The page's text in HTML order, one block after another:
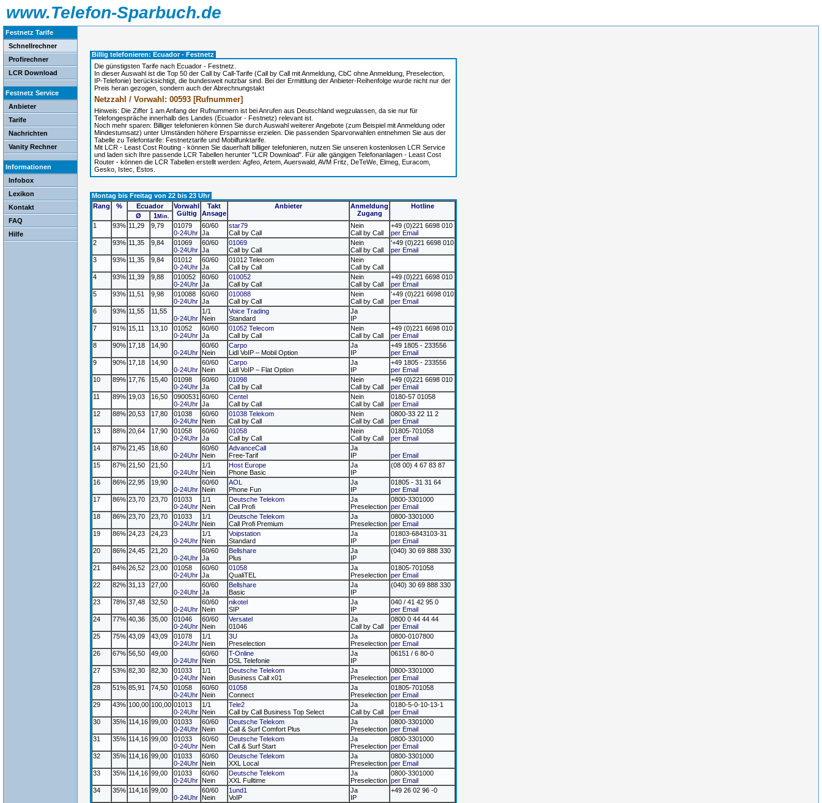
www.Telefon-Sparbuch.de
Festnetz Tarife
Schnellrechner
Profirechner
LCR Download
Festnetz Service
Anbieter
Tarife
Nachrichten
Vanity Rechner
Informationen
Infobox
Lexikon
Kontakt
FAQ
Hilfe
Billig telefonieren: Ecuador - Festnetz
Die günstigsten Tarife nach Ecuador - Festnetz.
In dieser Auswahl ist die Top 50 der Call by Call-Tarife (Call by Call mit Anmeldung, CbC ohne Anmeldung, Preselection,
IP-Telefonie) berücksichtigt, die bundesweit nutzbar sind. Bei der Ermittlung der Anbieter-Reihenfolge wurde nicht nur der
Preis heran gezogen, sondern auch der Abrechnungstakt
Netzzahl / Vorwahl: 00593 [Rufnummer]
Hinweis: Die Ziffer 1 am Anfang der Rufnummern ist bei Anrufen aus Deutschland wegzulassen, da sie nur für
Telefongespräche innerhalb des Landes (Ecuador - Festnetz) relevant ist.
Noch mehr sparen: Billiger telefonieren können Sie durch Auswahl weiterer Angebote (zum Beispiel mit Anmeldung oder
Mindestumsatz) unter Umständen höhere Ersparnisse erzielen. Die passenden Sparvorwahlen entnehmen Sie aus der
Tabelle zu Telefontarife: Festnetztarife und Mobilfunktarife.
Mit LCR - Least Cost Routing - können Sie dauerhaft billiger telefonieren, nutzen Sie unseren kostenlosen LCR Service
und laden sich Ihre passende LCR Tabellen herunter "LCR Download". Für alle gängigen Telefonanlagen - Least Cost
Router - können die LCR Tabellen erstellt werden: Agfeo, Artem, Auerswald, AVM Fritz, DeTeWe, Elmeg, Euracom,
Gesko, Istec, Estos.
Montag bis Freitag von 22 bis 23 Uhr
Rang
% Ecuador
Vorwahl
Gültig
Takt
Ansage
Anbieter
Anmeldung
Zugang
Hotline
Ø
1Min.
1 93% 11,29 9,79
01079
0-24Uhr
60/60
Ja
star79
Call by Call
Nein
Call by Call
+49 (0)221 6698 010
per Email
2
93% 11,35 9,84
01069
0-24Uhr
60/60
Ja
01069
Call by Call
Nein
Call by Call
'+49 (0)221 6698 010
per Email
3
93% 11,35 9,84
01012
0-24Uhr
60/60
Ja
01012 Telecom
Call by Call
Nein
Call by Call
4
93% 11,39 9,88
010052
0-24Uhr
60/60
Ja
010052
Call by Call
Nein
Call by Call
+49 (0)221 6698 010
per Email
5
93% 11,51 9,98
010088
0-24Uhr
60/60
Ja
010088
Call by Call
Nein
Call by Call
'+49 (0)221 6698 010
per Email
6
93% 11,55
11,55
0-24Uhr
1/1
Nein
Voice Trading
Standard
Ja
IP
7
91% 15,11 13,10
01052
0-24Uhr
60/60
Ja
01052 Telecom
Call by Call
Nein
Call by Call
+49 (0)221 6698 010
per Email
8
90% 17,18
14,90
0-24Uhr
60/60
Nein
Carpo
Lidl VoIP – Mobil Option
Ja
IP
+49 1805 - 233556
per Email
9
90% 17,18
14,90
0-24Uhr
60/60
Nein
Carpo
Lidl VoIP – Flat Option
Ja
IP
+49 1805 - 233556
per Email
10
89% 17,76 15,40
01098
0-24Uhr
60/60
Ja
01098
Call by Call
Nein
Call by Call
+49 (0)221 6698 010
per Email
11
89% 19,03 16,50
0900531
0-24Uhr
60/60
Ja
Centel
Call by Call
Nein
Call by Call
0180-57 01058
per Email
12
88% 20,53 17,80
01038
0-24Uhr
60/60
Nein
01038 Telekom
Call by Call
Nein
Call by Call
0800-33 22 11 2
per Email
13
88% 20,64 17,90
01058
0-24Uhr
60/60
Ja
01058
Call by Call
Nein
Call by Call
01805-701058
per Email
14
87% 21,45
18,60
0-24Uhr
60/60
Nein
AdvanceCall
Free-Tarif
Ja
IP
per Email
15
87% 21,50
21,50
0-24Uhr
1/1
Nein
Host Europe
Phone Basic
Ja
IP
(08 00) 4 67 83 87
16 86% 22,95
19,90
0-24Uhr
60/60
Nein
AOL
Phone Fun
Ja
IP
01805 - 31 31 64
per Email
17
86% 23,70 23,70
01033
0-24Uhr
1/1
Nein
Deutsche Telekom
Call Profi
Ja
Preselection
0800-3301000
per Email
18
86% 23,70 23,70
01033
0-24Uhr
1/1
Nein
Deutsche Telekom
Call Profi Premium
Ja
Preselection
0800-3301000
per Email
19
86% 24,23
24,23
0-24Uhr
1/1
Nein
Voipstation
Standard
Ja
IP
01803-6843103-31
per Email
20
86% 24,45
21,20
0-24Uhr
60/60
Ja
Bellshare
Plus
Ja
IP
(040) 30 69 888 330
21 84% 26,52 23,00
01058
0-24Uhr
60/60
Ja
01058
QualiTEL
Ja
Preselection
01805-701058
per Email
22
82% 31,13
27,00
0-24Uhr
60/60
Ja
Bellshare
Basic
Ja
IP
(040) 30 69 888 330
23 78% 37,48
32,50
0-24Uhr
60/60
Nein
nikotel
SIP
Ja
IP
040 / 41 42 95 0
per Email
24
77% 40,36 35,00
01046
0-24Uhr
60/60
Nein
Versatel
01046
Ja
Call by Call
0800 0 44 44 44
per Email
25
75% 43,09 43,09
01078
0-24Uhr
1/1
Nein
3U
Preselection
Ja
Preselection
0800-0107800
per Email
26
67% 56,50
49,00
0-24Uhr
60/60
Nein
T-Online
DSL Telefonie
Ja
IP
06151 / 6 80-0
27 53% 82,30 82,30
01033
0-24Uhr
1/1
Nein
Deutsche Telekom
Business Call x01
Ja
Preselection
0800-3301000
per Email
28
51% 85,91 74,50
01058
0-24Uhr
60/60
Nein
01058
Connect
Ja
Preselection
01805-701058
per Email
29
43% 100,00 100,00 01013
0-24Uhr
1/1
Nein
Tele2
Call by Call Business Top Select
Ja
Call by Call
0180-5-0-10-13-1
per Email
30
35% 114,16 99,00
01033
0-24Uhr
60/60
Nein
Deutsche Telekom
Call & Surf Comfort Plus
Ja
Preselection
0800-3301000
per Email
31
35% 114,16 99,00
01033
0-24Uhr
60/60
Nein
Deutsche Telekom
Call & Surf Start
Ja
Preselection
0800-3301000
per Email
32
35% 114,16 99,00
01033
0-24Uhr
60/60
Nein
Deutsche Telekom
XXL Local
Ja
Preselection
0800-3301000
per Email
33
35% 114,16 99,00
01033
0-24Uhr
60/60
Nein
Deutsche Telekom
XXL Fulltime
Ja
Preselection
0800-3301000
per Email
34
35% 114,16 99,00
0-24Uhr
60/60
Nein
1und1
VoIP
Ja
IP
+49 26 02 96 -0